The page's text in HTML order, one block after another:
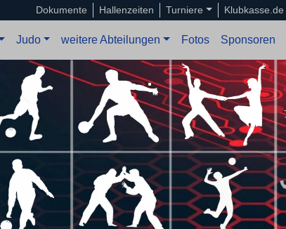
Dokumente Hallenzeiten Turniere Klubkasse.de
Judo weitere Abteilungen Fotos Sponsoren